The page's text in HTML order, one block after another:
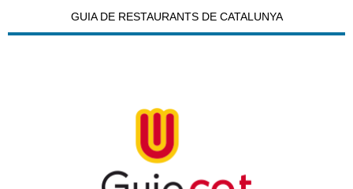
GUIA DE RESTAURANTS DE CATALUNYA